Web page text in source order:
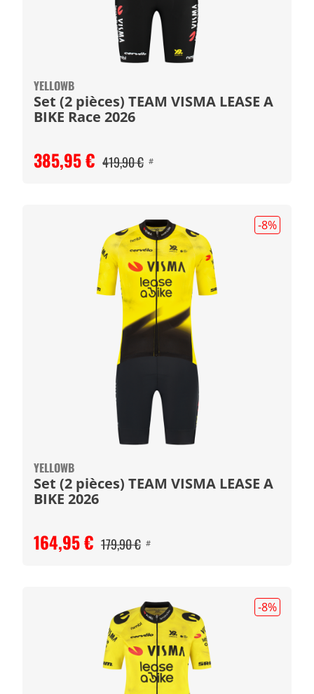
YELLOWB
Set (2 pièces) TEAM VISMA LEASE A
BIKE Race 2026
385,95 € 419,90 € #
-8%
YELLOWB
Set (2 pièces) TEAM VISMA LEASE A
BIKE 2026
164,95 € 179,90 € #
-8%